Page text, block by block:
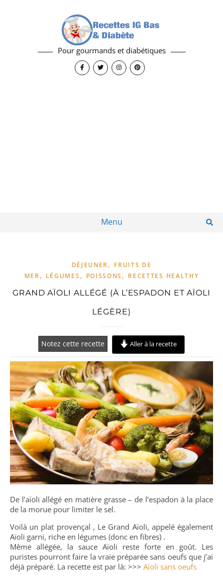
Pour gourmands et diabétiques
Menu
DÉJEUNER, FRUITS DE
MER, LÉGUMES , POISSONS , RECETTES HEALTHY
GRAND AÏOLI ALLÉGÉ (À L’ESPADON ET AÏOLI
LÉGÈRE)
Notez cette recette Aller à la recette
De l’aïoli allégé en matière grasse – de l’espadon à la place
de la morue pour limiter le sel.
Voilà un plat provençal , Le Grand Aïoli, appelé également
Aïoli garni, riche en légumes (donc en fibres) .
Même allégée, la sauce Aïoli reste forte en goût. Les
puristes pourront faire la vraie préparée sans oeufs que j’ai
déjà préparé. La recette est par là: >>> Aïoli sans oeufs